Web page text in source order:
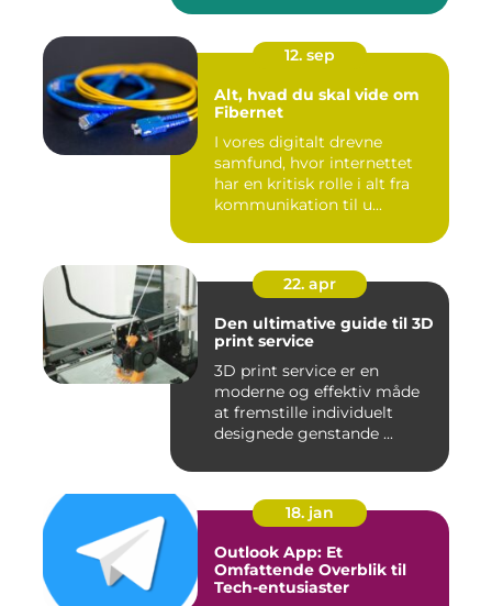
12. sep
Alt, hvad du skal vide om
Fibernet
I vores digitalt drevne
samfund, hvor internettet
har en kritisk rolle i alt fra
kommunikation til u...
22. apr
Den ultimative guide til 3D
print service
3D print service er en
moderne og effektiv måde
at fremstille individuelt
designede genstande ...
18. jan
Outlook App: Et
Omfattende Overblik til
Tech-entusiaster